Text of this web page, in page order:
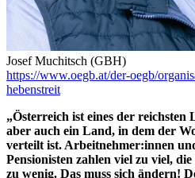
Josef Muchitsch (GBH)
https://www.oegb.at/der-oegb/
hebenstreit
„Österreich ist eines der
aber auch ein Land, in dem der
verteilt ist. Arbeitnehmer:innen
Pensionisten zahlen viel zu viel,
zu wenig. Das muss sich ändern!